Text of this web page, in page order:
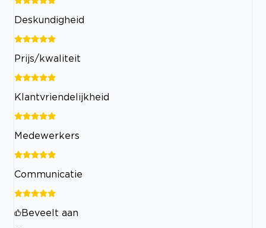
Deskundigheid
Prijs/kwaliteit
Klantvriendelijkheid
Medewerkers
Communicatie
Beveelt aan